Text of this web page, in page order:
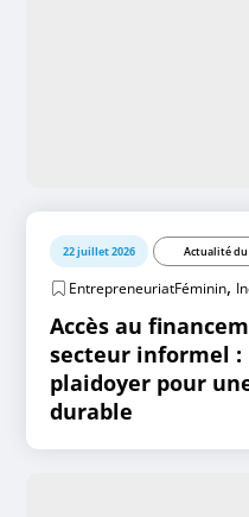
22 juillet 2026 Actualité du
EntrepreneuriatFéminin,
Accès au
secteur informel :
plaidoyer pour
durable